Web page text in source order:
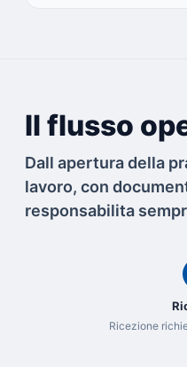
Il flusso
Dall apertura della
lavoro, con
responsabilita
Ricezione